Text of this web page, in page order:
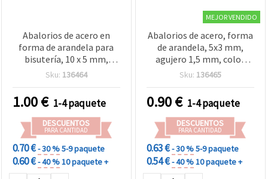
Abalorios de acero en
forma de arandela para
bisutería, 10 x 5 mm,
agujero 7 mm, color plata
Sku: 136464
1.00€ 1-4 paquete
DESCUENTOS
PARA CANTIDAD
0.70 €- 30 %5-9 paquete
0.60 €- 40 %10 paquete +
MEJOR VENDIDO
Abalorios de acero, forma
de arandela, 5x3 mm,
agujero 1,5 mm, color
plata - 20 uds.
Sku: 136465
0.90€ 1-4 paquete
DESCUENTOS
PARA CANTIDAD
0.63 €- 30 %5-9 paquete
0.54 €- 40 %10 paquete +